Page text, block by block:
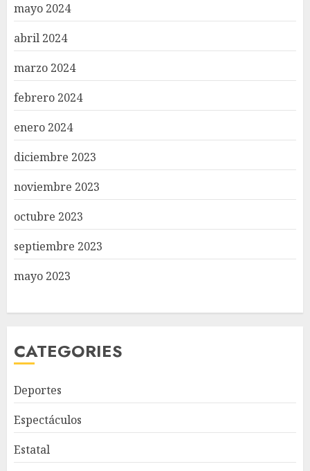
mayo 2024
abril 2024
marzo 2024
febrero 2024
enero 2024
diciembre 2023
noviembre 2023
octubre 2023
septiembre 2023
mayo 2023
CATEGORIES
Deportes
Espectáculos
Estatal